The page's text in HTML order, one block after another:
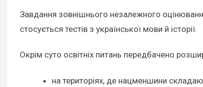
Завдання зовнішнього незалежного
стосується тестів з української мови й історії.
Окрім суто освітніх питань передбачено
на територіях, де нацменшини